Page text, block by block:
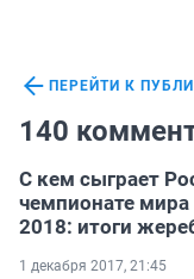
ПЕРЕЙТИ К
140
С кем сыграет
чемпионате
2018: итоги
1 декабря 2017, 21:45